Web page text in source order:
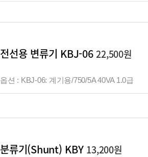
전선용 변류기 KBJ-0622,500원
옵션 : KBJ-06: 계기용/750/5A 40VA 1.0급
분류기(Shunt) KBY 13,200원